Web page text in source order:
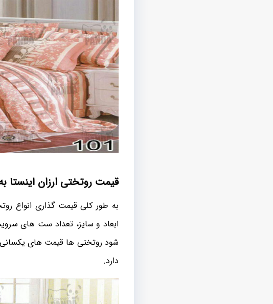
قیمت روتختی ارزان اینستا
به طور کلی قیمت گذاری انواع
ابعاد و سایز، تعداد ست های
شود روتختی ها قیمت های یکسانی
دارد.